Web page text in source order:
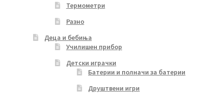
Термометри
Разно
Деца и бебиња
Училишен прибор
Детски играчки
Батерии и полначи за батерии
Друштвени игри